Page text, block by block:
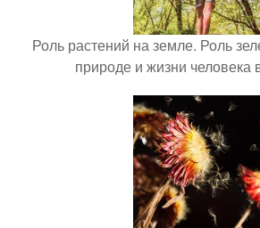
Роль растений на земле. Роль
природе и жизни человека